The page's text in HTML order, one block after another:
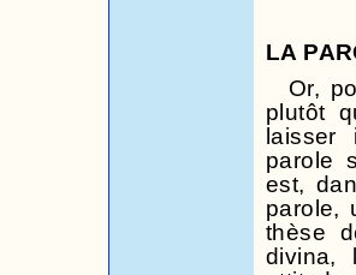
LA
Or,
plutôt
laisser
parole
est,
parole,
thèse
divina,